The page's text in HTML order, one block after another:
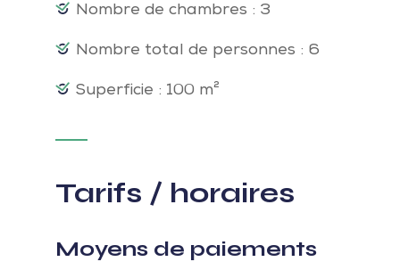
Nombre de chambres : 3
Nombre total de personnes : 6
Superficie : 100 m²
Tarifs / horaires
Moyens de paiements